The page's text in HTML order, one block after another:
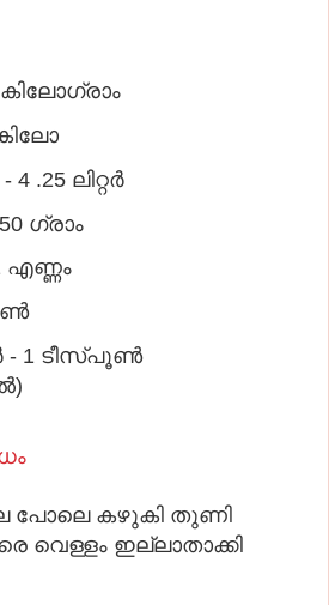
4 .25 ലിറ്റർ
ഗ്രാം
എണ്ണം
- 1 ടീസ്പൂണ്‍
പോലെ കഴുകി തുണി
വെള്ളം ഇല്ലാതാക്കി